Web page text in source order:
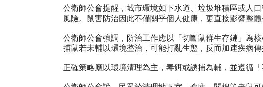
公衛師公會提醒，城市環境如下水道、垃圾堆積區或人
風險。鼠害防治因此不僅關乎個人健康，更直接影響整
公衛師公會強調，防治工作應以「切斷鼠群生存鏈」為
捕鼠若未輔以環境整治，可能打亂生態，反而加速疾病傳
正確策略應以環境清理為主，毒餌或誘捕為輔，並遵循